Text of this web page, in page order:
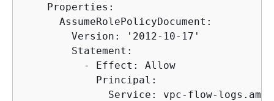
    Properties:
      AssumeRolePolicyDocument:
        Version: '2012-10-17'
        Statement:
          - Effect: Allow
            Principal:
Service: vpc-flow-